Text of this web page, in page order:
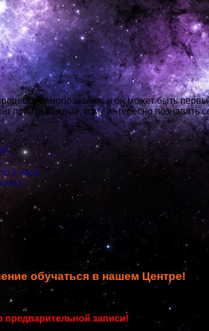
самопознания, и он может быть
прийти каждый, кому интересно познавать
2 часа
обучаться в нашем Центре!
запланирован на сентябрь 2020 года!
предварительной записи!